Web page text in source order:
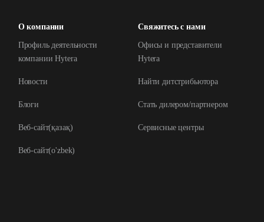
О компании
Профиль деятельности
компании Hytera
Новости
Блоги
Веб-сайт(қазақ)
Веб-сайт(o'zbek)
Свяжитесь с нами
Офисы и представители
Hytera
Найти дитстрибьютора
Стать дилером/партнером
Сервисные центры